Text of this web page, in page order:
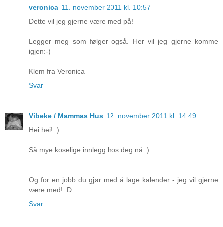
veronica 11. november 2011 kl. 10:57
Dette vil jeg gjerne være med på!
Legger meg som følger også. Her vil jeg gjerne komme
igjen:-)
Klem fra Veronica
Svar
Vibeke / Mammas Hus 12. november 2011 kl. 14:49
Hei hei! :)
Så mye koselige innlegg hos deg nå :)
Og for en jobb du gjør med å lage kalender - jeg vil gjerne
være med! :D
Svar